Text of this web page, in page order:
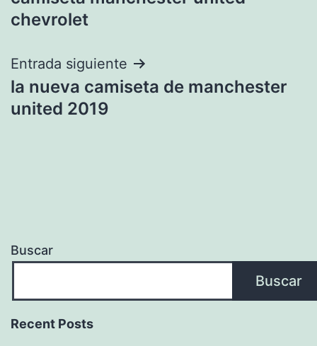
de
chevrolet
Entrada siguiente
la nueva camiseta de manchester
united 2019
Buscar
Buscar
Recent Posts